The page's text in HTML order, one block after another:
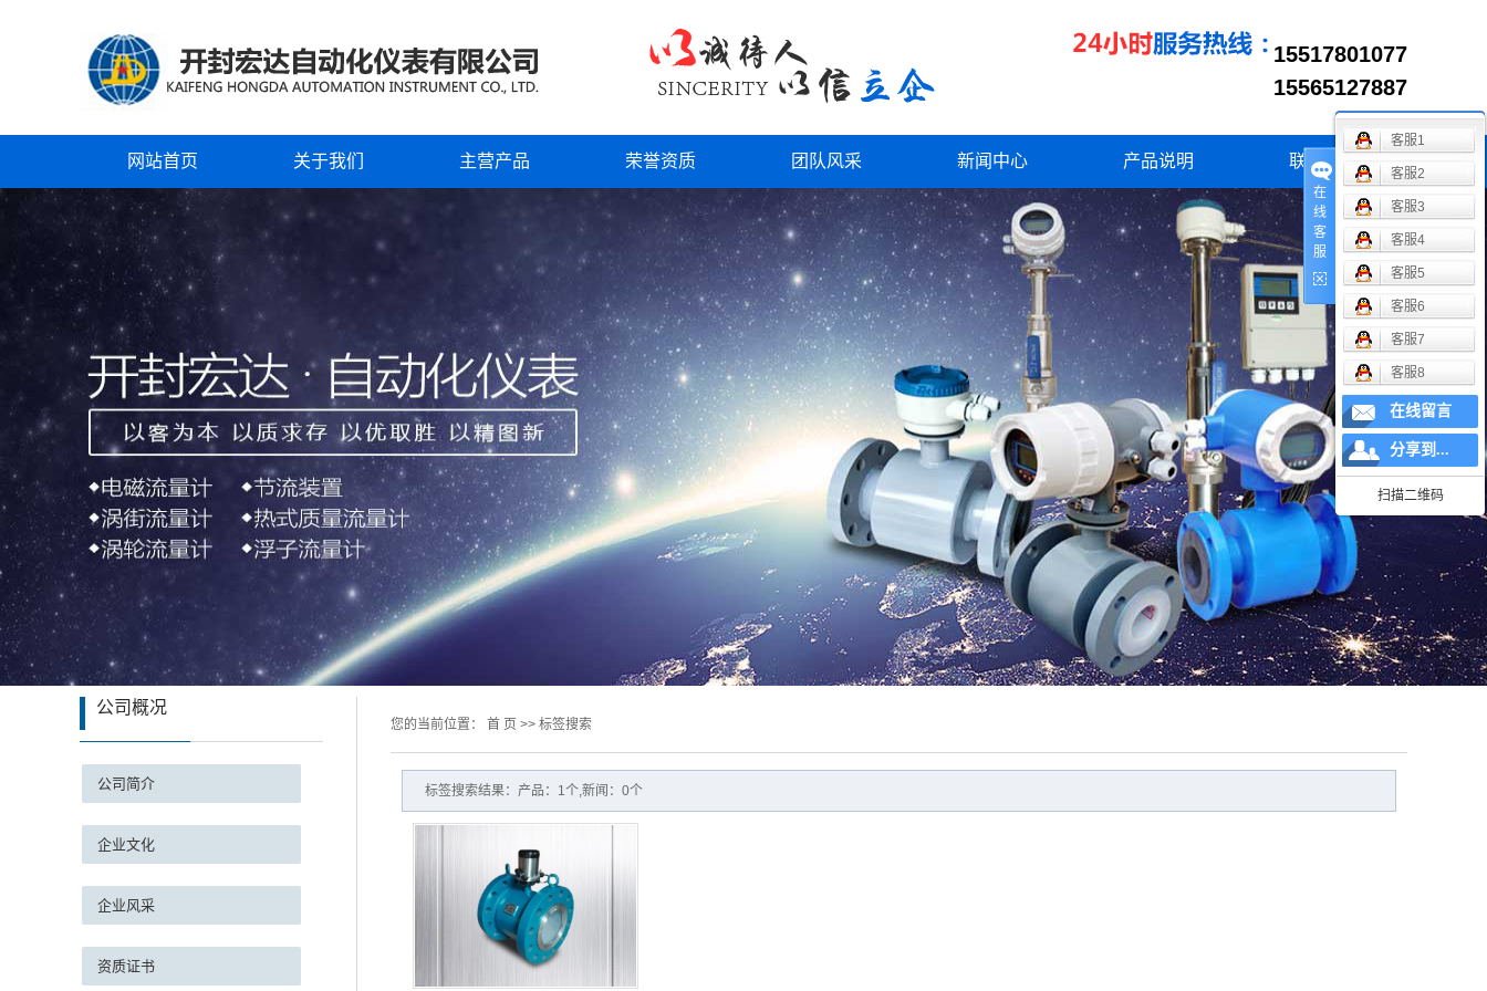
15517801077
15565127887
13193798257
13569509098
网站首页 关于我们
公司简介
企业风采
主营产品
电磁流量计
涡街流量计
蒸汽流量计
涡轮流量计
节流装置
浮子流量计
超声波系列
液位计系列
压力/温度/差压系列
热式气体质量流量计
旋进旋涡
荣誉资质 团队风采 新闻中心
行业资讯
公司新闻
技术资讯
产品说明 联系我们
公司概况
公司简介
企业文化
企业风采
资质证书
您的当前位置： 首 页 >> 标签搜索
标签搜索结果：产品：1个,新闻：0个
在
线
客
服
客服1
客服2
客服3
客服4
客服5
客服6
客服7
客服8
在线留言
分享到...
扫描二维码